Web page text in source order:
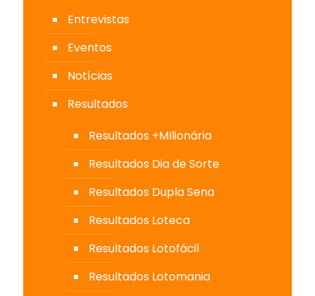
Entrevistas
Eventos
Notícias
Resultados
Resultados +MIlionária
Resultados Dia de Sorte
Resultados Dupla Sena
Resultados Loteca
Resultados Lotofácil
Resultados Lotomania